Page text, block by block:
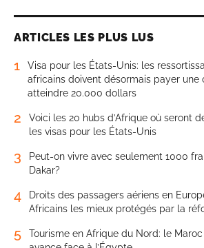
ARTICLES LES PLUS LUS
1
Visa pour les États-Unis: les
africains doivent désormais payer une
atteindre 20.000 dollars
2
Voici les 20 hubs d’Afrique où seront
les visas pour les États-Unis
3
Peut-on vivre avec seulement 1000
Dakar?
4
Droits des passagers aériens en
Africains les mieux protégés par la
5
Tourisme en Afrique du Nord: le